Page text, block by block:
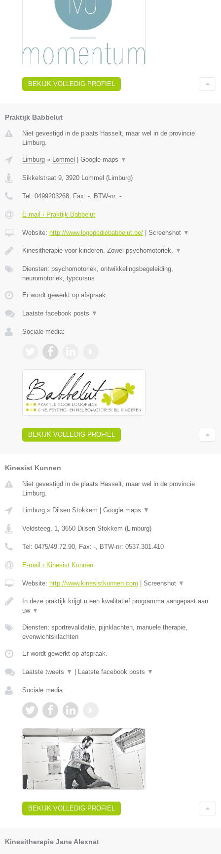
BEKIJK VOLLEDIG PROFIEL
Praktijk Babbelut
Niet gevestigd in de plaats Hasselt, maar wel in de provincie
Limburg.
Limburg » Lommel | Google maps ▼
Sikkelstraat 9 3920 Lommel (Limburg)
Tel: 0499203268 , Fax: - , BTW-nr: -
E-mail › Praktijk Babbelut
Website: http://www.logopediebabbelut.be/ | Screenshot ▼
Kinesitherapie voor kinderen. Zowel psychomotoriek, ▼
Diensten: psychomotoriek, ontwikkelingsbegeleiding,
neuromotoriek, typcursus
Er wordt gewerkt op afspraak.
Laatste facebook posts ▼
Sociale media:
BEKIJK VOLLEDIG PROFIEL
Kinesist Kunnen
Niet gevestigd in de plaats Hasselt, maar wel in de provincie
Limburg.
Limburg » Dilsen Stokkem Google maps ▼
Veldsteeg, 1 3650 Dilsen Stokkem ( Limburg)
Tel: 0475/49.72.90 , Fax: - , BTW-nr: 0537.301.410
E-mail › Kinesist Kunnen
Website: http://www.kinesistkunnen.com Screenshot ▼
In deze praktijk krijgt u een kwalitatief programma aangepast aan
uw ▼
Diensten: sportrevalidatie, pijnklachten, manuele therapie,
evenwichtsklachten
Er wordt gewerkt op afspraak.
Laatste tweets ▼ Laatste facebook posts ▼
Sociale media:
BEKIJK VOLLEDIG PROFIEL
Kinesitherapie Jane Alexnat